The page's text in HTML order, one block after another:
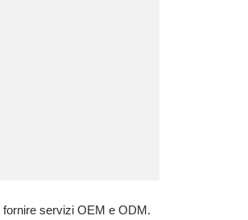
fornire servizi OEM e ODM.